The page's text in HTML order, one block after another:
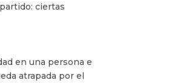
ciertas
en una persona e
atrapada por el